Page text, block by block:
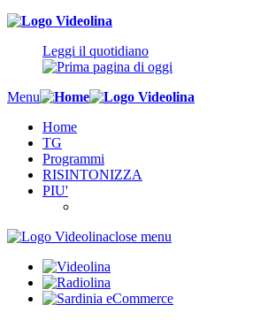
Leggi il quotidiano
Menu
Home
TG
Programmi
RISINTONIZZA
PIU'
close menu